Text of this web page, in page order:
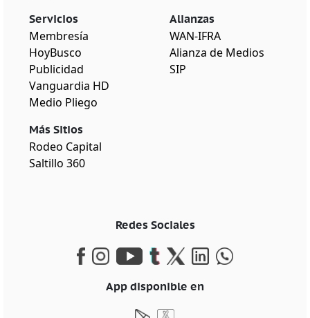
Servicios
Membresía
HoyBusco
Publicidad
Vanguardia HD
Medio Pliego
Más Sitios
Rodeo Capital
Saltillo 360
Alianzas
WAN-IFRA
Alianza de Medios
SIP
Redes Sociales
App disponible en